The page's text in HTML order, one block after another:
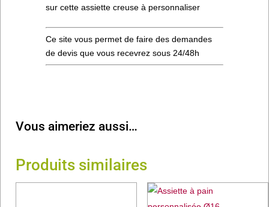
sur cette assiette creuse à personnaliser
Ce site vous permet de faire des demandes
de devis que vous recevrez sous 24/48h
Vous aimeriez aussi…
Produits similaires